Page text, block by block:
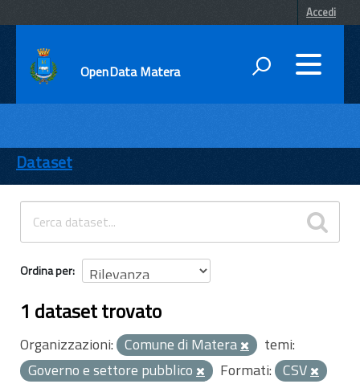
Accedi
OpenData Matera
ENTI
TEMI
INFORMAZIONI
Dataset
Ordina per
1 dataset trovato
Organizzazioni: Comune di Matera
temi:
Governo e settore pubblico
Formati: CSV